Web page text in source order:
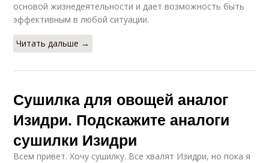
основой жизнедеятельности и дает возможность быть
эффективным в любой ситуации.
Читать дальше →
Сушилка для овощей аналог
Изидри. Подскажите аналоги
сушилки Изидри
Всем привет. Хочу сушилку. Все хвалят Изидри, но пока я